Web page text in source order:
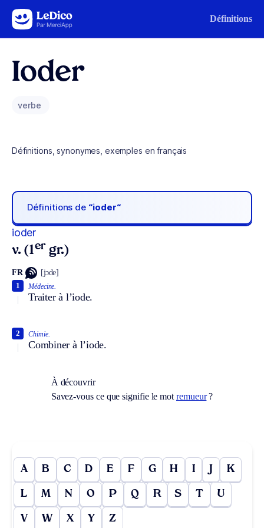
Aller au contenu Définitions
Ioder
verbe
Définitions, synonymes, exemples en français
Définitions de “ioder“
ioder
v. (1er gr.)
FR [jɔde]
Médecine.
Traiter à l’iode.
1
Chimie.
Combiner à l’iode.
2
À découvrir
Savez-vous ce que signifie le mot remueur?
A B C D E F G H I J K
L M N O P Q R S T U
V W X Y Z